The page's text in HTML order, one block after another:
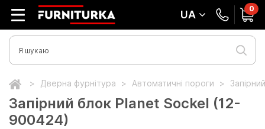
UA 0
Дверна фурнітура Автоматичні пороги
Запірний блок Planet Sockel (12-
900424)